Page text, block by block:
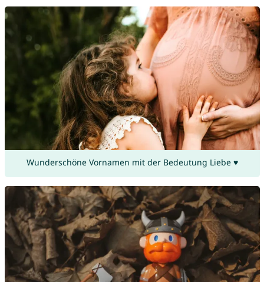
Wunderschöne Vornamen mit der Bedeutung Liebe ♥